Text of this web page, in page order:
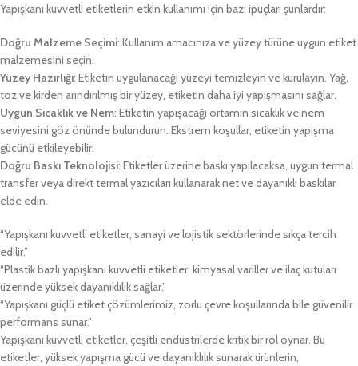
Yapışkanı kuvvetli etiketlerin etkin kullanımı için bazı ipuçları şunlardır:
Doğru Malzeme Seçimi: Kullanım amacınıza ve yüzey türüne uygun etiket
malzemesini seçin.
Yüzey Hazırlığı: Etiketin uygulanacağı yüzeyi temizleyin ve kurulayın. Yağ,
toz ve kirden arındırılmış bir yüzey, etiketin daha iyi yapışmasını sağlar.
Uygun Sıcaklık ve Nem: Etiketin yapışacağı ortamın sıcaklık ve nem
seviyesini göz önünde bulundurun. Ekstrem koşullar, etiketin yapışma
gücünü etkileyebilir.
Doğru Baskı Teknolojisi: Etiketler üzerine baskı yapılacaksa, uygun termal
transfer veya direkt termal yazıcıları kullanarak net ve dayanıklı baskılar
elde edin.
“Yapışkanı kuvvetli etiketler, sanayi ve lojistik sektörlerinde sıkça tercih
edilir.”
“Plastik bazlı yapışkanı kuvvetli etiketler, kimyasal variller ve ilaç kutuları
üzerinde yüksek dayanıklılık sağlar.”
“Yapışkanı güçlü etiket çözümlerimiz, zorlu çevre koşullarında bile güvenilir
performans sunar.”
Yapışkanı kuvvetli etiketler, çeşitli endüstrilerde kritik bir rol oynar. Bu
etiketler, yüksek yapışma gücü ve dayanıklılık sunarak ürünlerin,